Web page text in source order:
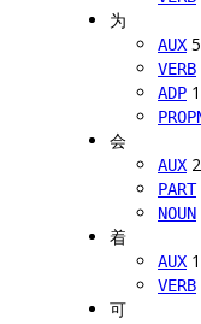
为
AUX
VERB
ADP
会
AUX
PART
NOUN
着
AUX
VERB
可